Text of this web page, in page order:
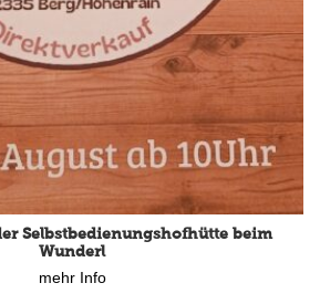
der Lüßbacher Blasmusik
mehr Info